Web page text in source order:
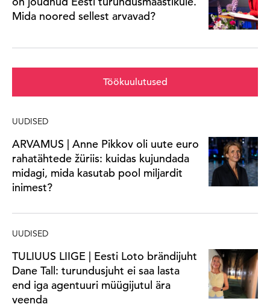
Mida noored sellest arvavad?
Töökuulutused
UUDISED
ARVAMUS | Anne Pikkov oli uute euro
rahatähtede žüriis: kuidas kujundada
midagi, mida kasutab pool miljardit
inimest?
UUDISED
TULIUUS LIIGE | Eesti Loto brändijuht
Dane Tall: turundusjuht ei saa lasta
end iga agentuuri müügijutul ära
veenda